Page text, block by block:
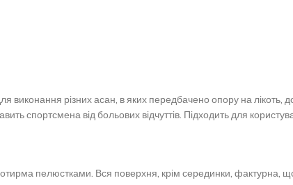
виконання різних асан, в яких передбачено опору на лікоть,
спортсмена від больових відчуттів. Підходить для
чотирма пелюстками. Вся поверхня, крім серединки, фактурна,